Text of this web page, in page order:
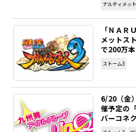
ナルティメッ
「ＮＡ
メットス
で200万本
ストーム3
6/20（金
催予定の
バーコネ